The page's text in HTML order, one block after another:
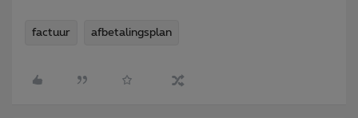
factuur afbetalingsplan